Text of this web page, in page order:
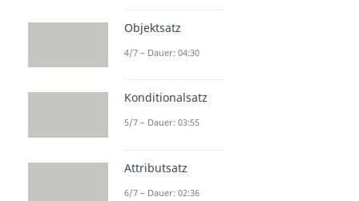
Objektsatz
4/7 – Dauer: 04:30
Konditionalsatz
5/7 – Dauer: 03:55
Attributsatz
6/7 – Dauer: 02:36